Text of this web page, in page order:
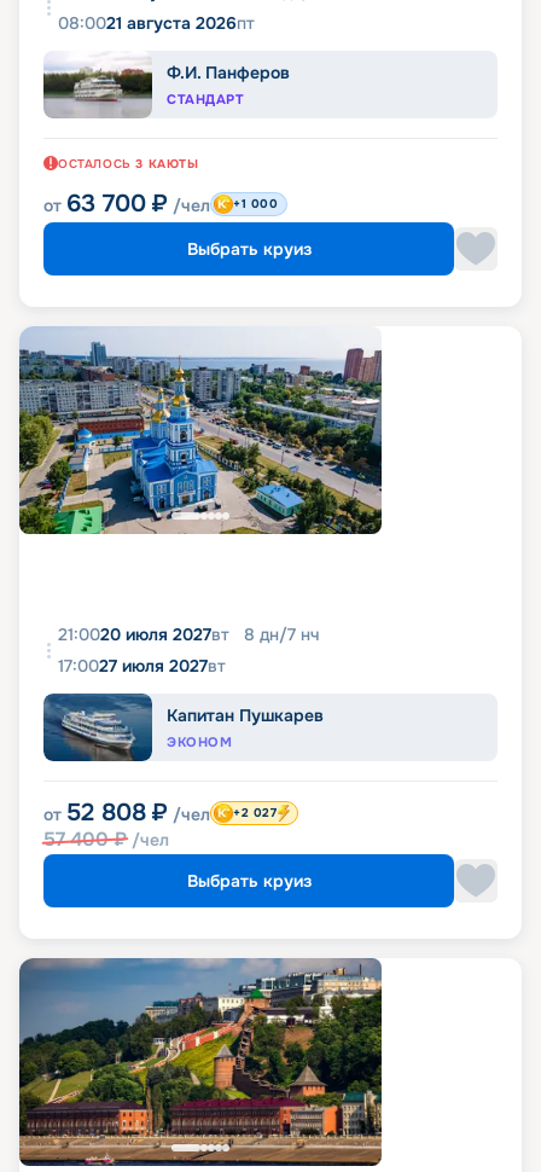
08:0021 августа 2026пт
Ф.И. Панферов
СТАНДАРТ
ОСТАЛОСЬ 3 КАЮТЫ
от 63 700 ₽ /чел +1 000
Выбрать круиз
21:0020 июля 2027вт 8 дн/7 нч
17:0027 июля 2027вт
Капитан Пушкарев
ЭКОНОМ
от 52 808 ₽ /чел
57 400₽ /чел
+2 027
Выбрать круиз